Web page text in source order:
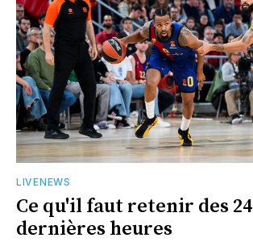
LIVENEWS
Ce qu'il faut retenir des 24
dernières heures